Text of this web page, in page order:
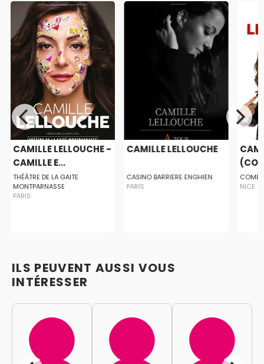
CAMILLE LELLOUCHE -
CAMILLE E...
THÉÂTRE DE LA GAITE
MONTPARNASSE
PARIS
CAMILLE LELLOUCHE
CASINO BARRIERE ENGHIEN
PARIS
NICE
ILS PEUVENT AUSSI VOUS
INTÉRESSER